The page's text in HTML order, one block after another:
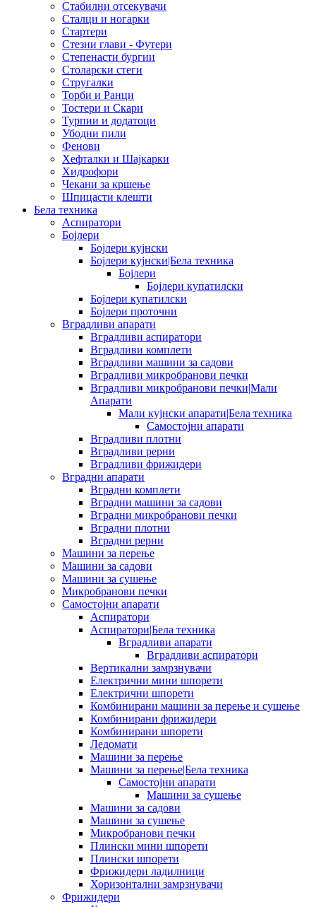
Стабилни отсекувачи
Сталци и ногарки
Стартери
Стезни глави - Футери
Степенасти бургии
Столарски стеги
Стругалки
Торби и Ранци
Тостери и Скари
Турпии и додатоци
Убодни пили
Фенови
Хефталки и Шајкарки
Хидрофори
Чекани за кршење
Шпицасти клешти
Бела техника
Аспиратори
Бојлери
Бојлери кујнски
Бојлери кујнски|Бела техника
Бојлери
Бојлери купатилски
Бојлери купатилски
Бојлери проточни
Вградливи апарати
Вградливи аспиратори
Вградливи комплети
Вградливи машини за садови
Вградливи микробранови печки
Вградливи микробранови печки|Мали
Апарати
Мали кујнски апарати|Бела техника
Самостојни апарати
Вградливи плотни
Вградливи рерни
Вградливи фрижидери
Вградни апарати
Вградни комплети
Вградни машини за садови
Вградни микробранови печки
Вградни плотни
Вградни рерни
Машини за перење
Машини за садови
Машини за сушење
Микробранови печки
Самостојни апарати
Аспиратори
Аспиратори|Бела техника
Вградливи апарати
Вградливи аспиратори
Вертикални замрзнувачи
Електрични мини шпорети
Електрични шпорети
Комбинирани машини за перење и сушење
Комбинирани фрижидери
Комбинирани шпорети
Ледомати
Машини за перење
Машини за перење|Бела техника
Самостојни апарати
Машини за сушење
Машини за садови
Машини за сушење
Микробранови печки
Плински мини шпорети
Плински шпорети
Фрижидери ладилници
Хоризонтални замрзнувачи
Фрижидери